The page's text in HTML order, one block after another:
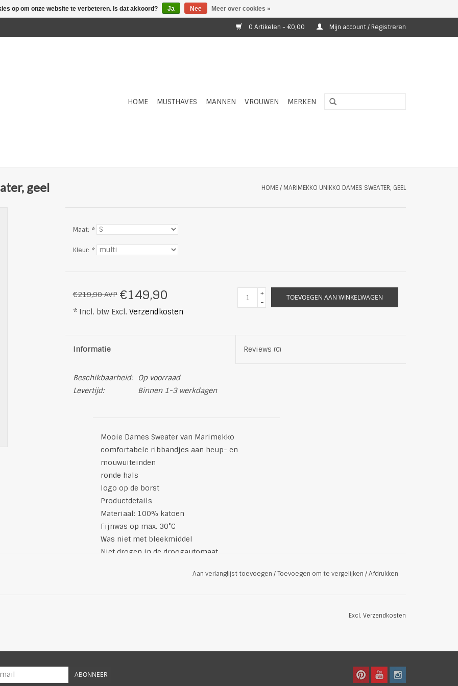
0 Artikelen - €0,00 Mijn account / Registreren
HOME MUSTHAVES MANNEN VROUWEN MERKEN
geel HOME/ MARIMEKKO UNIKKO DAMES SWEATER, GEEL
Maat: *
Kleur: *
€219,90 AVP €149,90
* Incl. btw Excl. Verzendkosten
+
-
TOEVOEGEN AAN WINKELWAGEN
Informatie Reviews (0)
Beschikbaarheid:
Op voorraad
Levertijd:
Binnen 1-3 werkdagen
Mooie Dames Sweater van Marimekko
comfortabele ribbandjes aan heup- en
mouwuiteinden
ronde hals
logo op de borst
Productdetails
Materiaal: 100% katoen
Fijnwas op max. 30˚C
Was niet met bleekmiddel
Niet drogen in de droogautomaat
Aan verlanglijst toevoegen /Toevoegen om te vergelijken /Afdrukken
Excl. Verzendkosten
ABONNEER
op om onze website te verbeteren. Is dat akkoord? Ja Nee Meer over cookies »